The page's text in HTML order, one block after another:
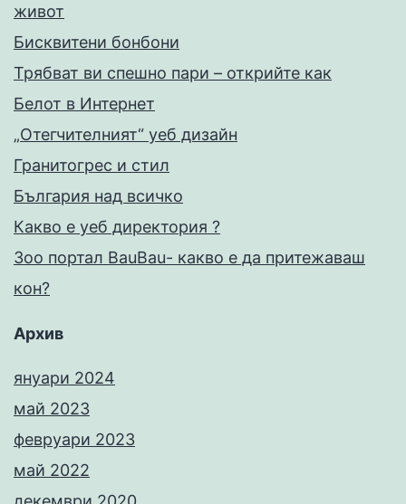
живот
Бисквитени бонбони
Трябват ви спешно пари – открийте как
Белот в Интернет
„Отегчителният“ уеб дизайн
Гранитогрес и стил
България над всичко
Какво е уеб директория ?
Зоо портал BauBau- какво е да притежаваш
кон?
Архив
януари 2024
май 2023
февруари 2023
май 2022